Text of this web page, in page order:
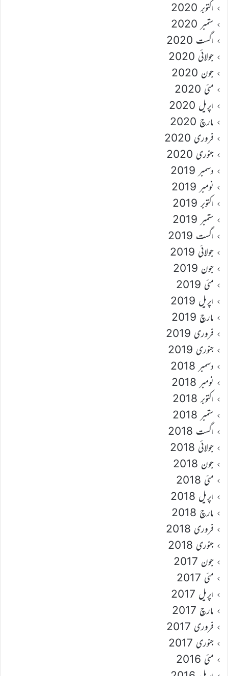
اکتوبر 2020
ستمبر 2020
اگست 2020
جولائی 2020
جون 2020
مئی 2020
اپریل 2020
مارچ 2020
فروری 2020
جنوری 2020
دسمبر 2019
نومبر 2019
اکتوبر 2019
ستمبر 2019
اگست 2019
جولائی 2019
جون 2019
مئی 2019
اپریل 2019
مارچ 2019
فروری 2019
جنوری 2019
دسمبر 2018
نومبر 2018
اکتوبر 2018
ستمبر 2018
اگست 2018
جولائی 2018
جون 2018
مئی 2018
اپریل 2018
مارچ 2018
فروری 2018
جنوری 2018
جون 2017
مئی 2017
اپریل 2017
مارچ 2017
فروری 2017
جنوری 2017
مئی 2016